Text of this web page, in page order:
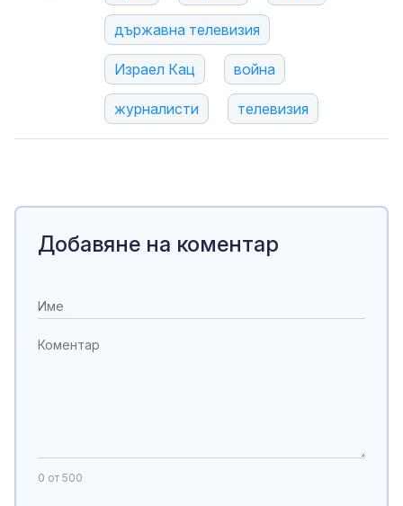
държавна телевизия
Израел Кац война
журналисти телевизия
Добавяне на коментар
0 от 500